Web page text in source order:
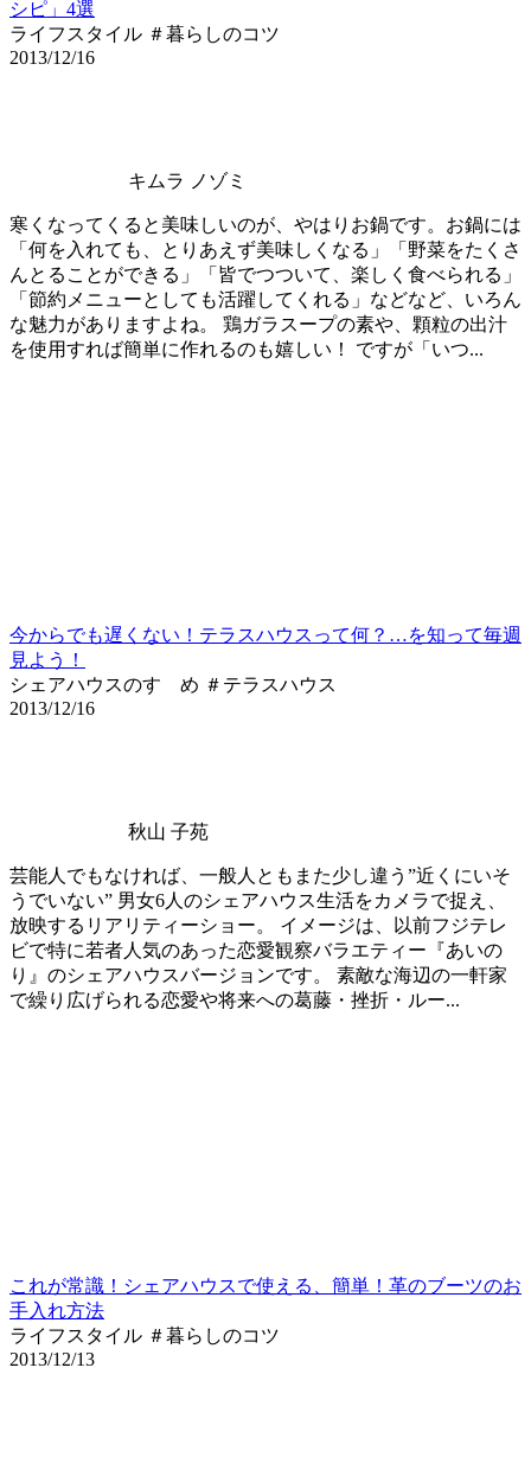
シピ」4選
ライフスタイル ＃暮らしのコツ
2013/12/16
キムラ ノゾミ
寒くなってくると美味しいのが、やはりお鍋です。お鍋には
「何を入れても、とりあえず美味しくなる」「野菜をたくさ
んとることができる」「皆でつついて、楽しく食べられる」
「節約メニューとしても活躍してくれる」などなど、いろん
な魅力がありますよね。 鶏ガラスープの素や、顆粒の出汁
を使用すれば簡単に作れるのも嬉しい！ ですが「いつ...
今からでも遅くない！テラスハウスって何？…を知って毎週
見よう！
シェアハウスのすゝめ ＃テラスハウス
2013/12/16
秋山 子苑
芸能人でもなければ、一般人ともまた少し違う”近くにいそ
うでいない” 男女6人のシェアハウス生活をカメラで捉え、
放映するリアリティーショー。 イメージは、以前フジテレ
ビで特に若者人気のあった恋愛観察バラエティー『あいの
り』のシェアハウスバージョンです。 素敵な海辺の一軒家
で繰り広げられる恋愛や将来への葛藤・挫折・ルー...
これが常識！シェアハウスで使える、簡単！革のブーツのお
手入れ方法
ライフスタイル ＃暮らしのコツ
2013/12/13